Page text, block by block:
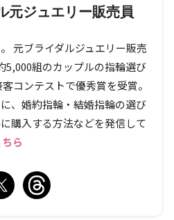
元ジュエリー販売員
元ブライダルジュエリー販売
5,000組のカップルの指輪選び
コンテストで優秀賞を受賞。
、婚約指輪・結婚指輪の選び
購入する方法などを発信して
ら